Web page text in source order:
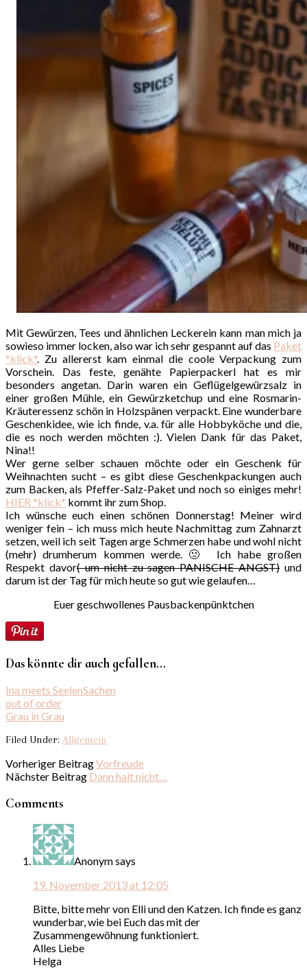
Mit Gewürzen, Tees und ähnlichen Leckerein kann man mich ja
sowieso immer locken, also war ich sehr gespannt auf das Paket
*klick*. Zu allererst kam einmal die coole Verpackung zum
Vorschein. Das feste, genähte Papierpackerl hat es mir
besonders angetan. Darin waren ein Geflügelgewürzsalz in
einer großen Mühle, ein Gewürzketchup und eine Rosmarin-
Kräuteressenz schön in Holzspänen verpackt. Eine wunderbare
Geschenkidee, wie ich finde, v.a. für alle Hobbyköche und die,
die es noch werden möchten :). Vielen Dank für das Paket,
Nina!!
Wer gerne selber schauen möchte oder ein Geschenk für
Weihnachten sucht – es gibt diese Geschenkpackungen auch
zum Backen, als Pfeffer-Salz-Paket und noch so einiges mehr!
HIER *klick* kommt ihr zum Shop.
Ich wünsche euch einen schönen Donnerstag! Meiner wird
weniger fein – ich muss mich heute Nachmittag zum Zahnarzt
setzen, weil ich seit Tagen arge Schmerzen habe und wohl nicht
(mehr) drumherum kommen werde. 🙁 Ich habe großen
Respekt davor( um nicht zu sagen PANISCHE ANGST)und
darum ist der Tag für mich heute so gut wie gelaufen…
Euer geschwollenes Pausbackenpünktchen
Das könnte dir auch gefallen...
Ina meets SeelenSachen
out of order
Grau in Grau
Filed Under: Allgemein
Vorheriger BeitragVorfreude
Nächster Beitrag Dann halt nicht…
Comments
Anonymsays
19. November 2013 at 12:05
Bitte, bitte mehr von Elli und den Katzen. Ich finde es ganz
wunderbar, wie bei Euch das mit der
Zusammengewöhnung funktioniert.
Alles Liebe
Helga